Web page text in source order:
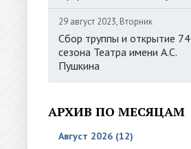
29 август 2023, Вторник
Сбор труппы и открытие 74
сезона Театра имени А.С.
Пушкина
АРХИВ ПО МЕСЯЦАМ
Август 2026 (12)